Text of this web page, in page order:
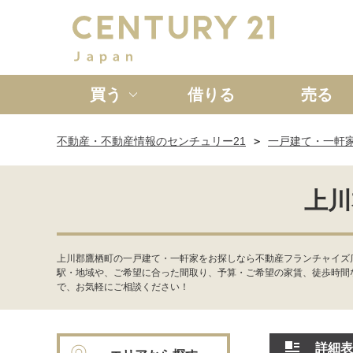
買う
新築一戸建て 中古一戸
借りる 売る
不動産・不動産情報のセンチュリー21 一戸建て・一軒
上
上川郡鷹栖町の一戸建て・一軒家をお探しなら不動産フランチャイ
駅・地域や、ご希望に合った間取り、予算・ご希望の家賃、徒歩時
で、お気軽にご相談ください！
詳細